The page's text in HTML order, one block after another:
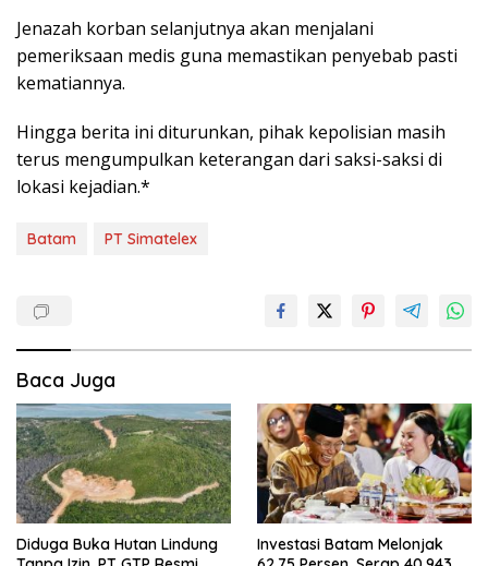
Jenazah korban selanjutnya akan menjalani
pemeriksaan medis guna memastikan penyebab pasti
kematiannya.
Hingga berita ini diturunkan, pihak kepolisian masih
terus mengumpulkan keterangan dari saksi-saksi di
lokasi kejadian.*
Batam PT Simatelex
Baca Juga
Diduga Buka Hutan Lindung
Investasi Batam Melonjak